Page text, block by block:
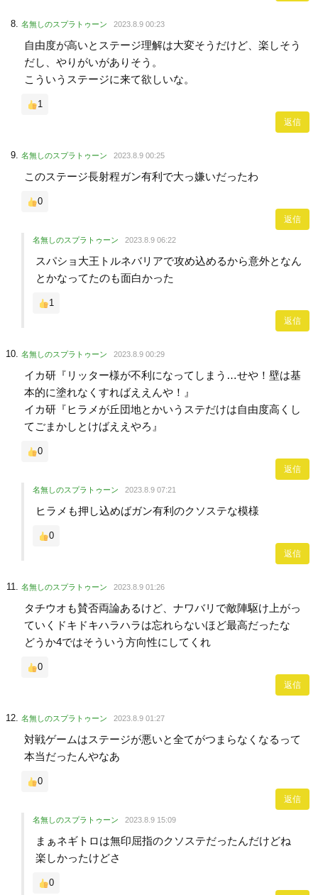
名無しのスプラトゥーン 2023.8.9 00:23
自由度が高いとステージ理解は大変そうだけど、楽しそう
だし、やりがいがありそう。
こういうステージに来て欲しいな。
1
返信
名無しのスプラトゥーン 2023.8.9 00:25
このステージ長射程ガン有利で大っ嫌いだったわ
0
返信
名無しのスプラトゥーン 2023.8.9 06:22
スパショ大王トルネバリアで攻め込めるから意外となん
とかなってたのも面白かった
1
返信
名無しのスプラトゥーン 2023.8.9 00:29
イカ研『リッター様が不利になってしまう…せや！壁は基
本的に塗れなくすればええんや！』
イカ研『ヒラメが丘団地とかいうステだけは自由度高くし
てごまかしとけばええやろ』
0
返信
名無しのスプラトゥーン 2023.8.9 07:21
ヒラメも押し込めばガン有利のクソステな模様
0
返信
名無しのスプラトゥーン 2023.8.9 01:26
タチウオも賛否両論あるけど、ナワバリで敵陣駆け上がっ
ていくドキドキハラハラは忘れらないほど最高だったな
どうか4ではそういう方向性にしてくれ
0
返信
名無しのスプラトゥーン 2023.8.9 01:27
対戦ゲームはステージが悪いと全てがつまらなくなるって
本当だったんやなあ
0
返信
名無しのスプラトゥーン 2023.8.9 15:09
まぁネギトロは無印屈指のクソステだったんだけどね
楽しかったけどさ
0